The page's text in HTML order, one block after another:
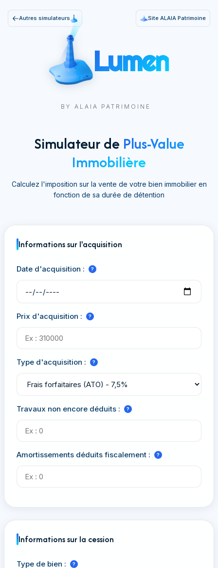
Autres simulateurs Site ALAIA Patrimoine
Lumen
BY ALAIA PATRIMOINE
Simulateur de Plus-Value
Immobilière
Calculez l'imposition sur la vente de votre bien immobilier en
fonction de sa durée de détention
Informations sur l'acquisition
Date d'acquisition : ?
Prix d'acquisition : ?
Type d'acquisition : ?
Travaux non encore déduits : ?
Amortissements déduits fiscalement : ?
Informations sur la cession
Type de bien : ?